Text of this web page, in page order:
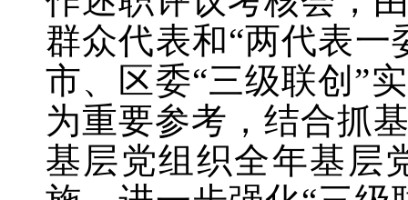
群众代表和“两代表
市、区委“三级联创”
为重要参考，结合抓
基层党组织全年基层